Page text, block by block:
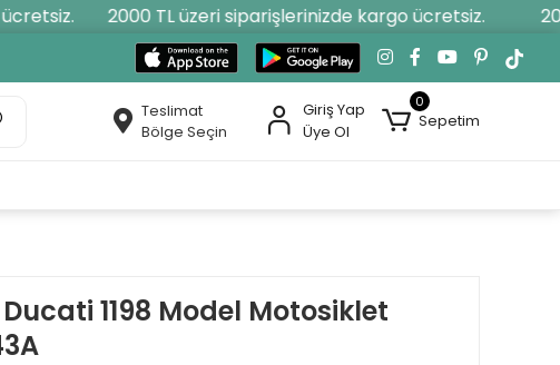
2000 TL üzeri siparişlerinizde kargo ücretsiz.
Teslimat
Bölge Seçin
Giriş Yap
Üye Ol
0
Sepetim
Ducati 1198 Model Motosiklet